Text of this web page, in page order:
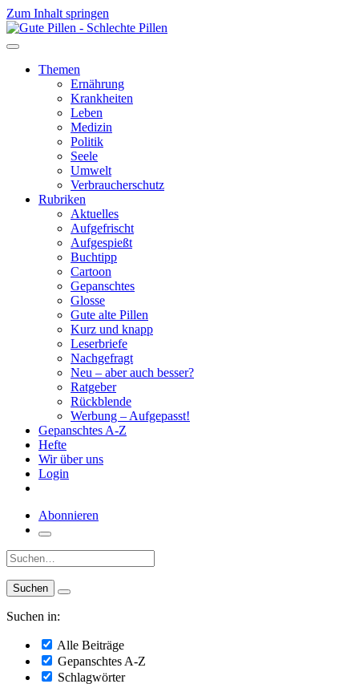
Zum Inhalt springen
Themen
Ernährung
Krankheiten
Leben
Medizin
Politik
Seele
Umwelt
Verbraucherschutz
Rubriken
Aktuelles
Aufgefrischt
Aufgespießt
Buchtipp
Cartoon
Gepanschtes
Glosse
Gute alte Pillen
Kurz und knapp
Leserbriefe
Nachgefragt
Neu – aber auch besser?
Ratgeber
Rückblende
Werbung – Aufgepasst!
Gepanschtes A-Z
Hefte
Wir über uns
Login
Abonnieren
Suche:
Suchen in:
Alle Beiträge
Gepanschtes A-Z
Schlagwörter